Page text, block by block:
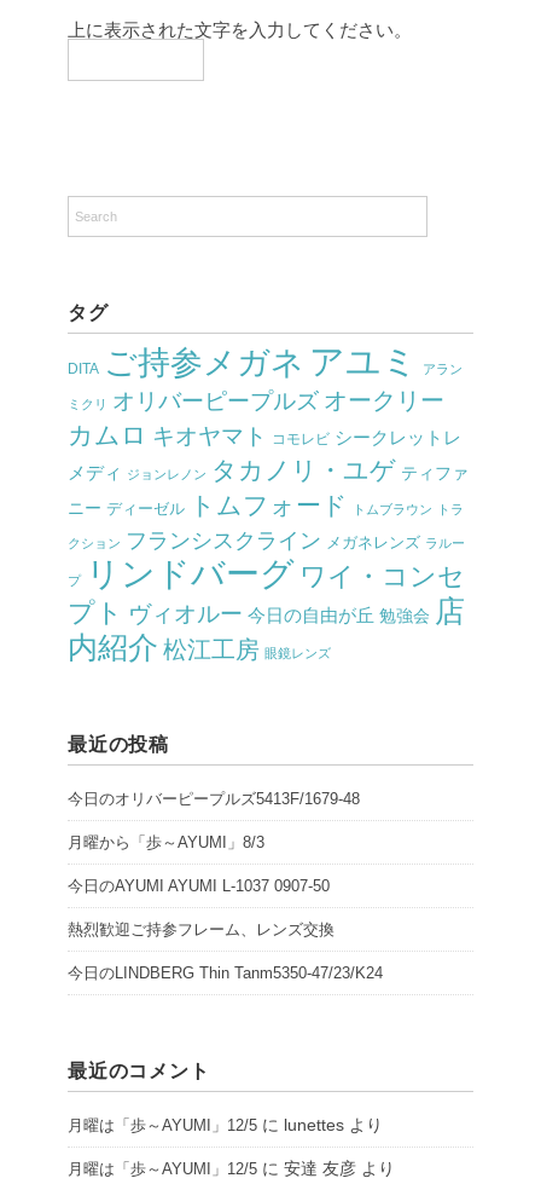
上に表示された文字を入力してください。
タグ
DITA ご持参メガネ アユミ アラン
ミクリ オリバーピープルズ オークリー
カムロ キオヤマト コモレビ シークレットレ
メディ
ジョンレノン タカノリ・ユゲ ティファ
ニー ディーゼル トムフォード トムブラウン トラ
クション フランシスクライン メガネレンズ ラルー
プ リンドバーグ ワイ・コンセ
プト ヴィオルー 今日の自由が丘 勉強会 店
内紹介 松江工房 眼鏡レンズ
最近の投稿
今日のオリバーピープルズ5413F/1679-48
月曜から「歩～AYUMI」8/3
今日のAYUMI AYUMI L-1037 0907-50
熱烈歓迎ご持参フレーム、レンズ交換
今日のLINDBERG Thin Tanm5350-47/23/K24
最近のコメント
月曜は「歩～AYUMI」12/5 に lunettes より
月曜は「歩～AYUMI」12/5 に 安達 友彦 より